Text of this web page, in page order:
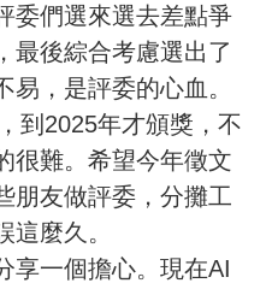
委們選來選去差點爭
最後綜合考慮選出了
，是評委的心血。
到2025年才頒獎，不
很難。希望今年徵文
朋友做評委，分攤工
麼久。
享一個擔心。現在AI